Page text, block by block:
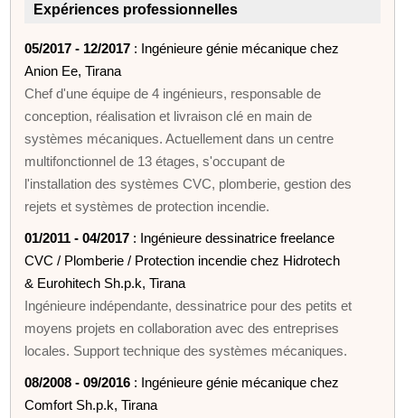
Expériences professionnelles
05/2017 - 12/2017 : Ingénieure génie mécanique chez
Anion Ee, Tirana
Chef d'une équipe de 4 ingénieurs, responsable de
conception, réalisation et livraison clé en main de
systèmes mécaniques. Actuellement dans un centre
multifonctionnel de 13 étages, s'occupant de
l'installation des systèmes CVC, plomberie, gestion des
rejets et systèmes de protection incendie.
01/2011 - 04/2017 : Ingénieure dessinatrice freelance
CVC / Plomberie / Protection incendie chez Hidrotech
& Eurohitech Sh.p.k, Tirana
Ingénieure indépendante, dessinatrice pour des petits et
moyens projets en collaboration avec des entreprises
locales. Support technique des systèmes mécaniques.
08/2008 - 09/2016 : Ingénieure génie mécanique chez
Comfort Sh.p.k, Tirana